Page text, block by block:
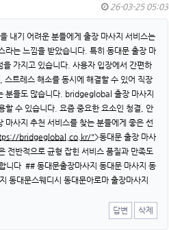
26-03-25 05:03
내기 어려운 분들에게 출장 마사지 서비스는
는 느낌을 받았습니다. 특히 동대문 출장 마
가지고 있습니다. 사용자 입장에서 간편하
트레스 해소를 동시에 해결할 수 있어 직장
분들도 많습니다. bridgeglobal 출장 마사지
할 수 있습니다. 요즘 중요한 요소인 청결, 안
사지 추천 서비스를 찾는 분들에게 좋은 선
bridgeglobal.co.kr/">동대문 출장 마사
반적으로 균형 잡힌 서비스 품질과 만족도
니다 ## 동대문출장마사지 동대문 마사지 동
동대문스웨디시 동대문아로마 출장마사지
답변
삭제